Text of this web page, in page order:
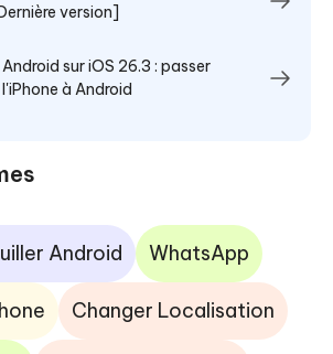
version]
sur iOS 26.3 : passer
à Android
Android WhatsApp
Changer Localisation